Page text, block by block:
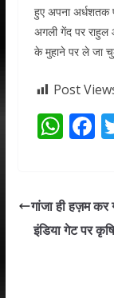
हुए अपना अर्धशतक
अगली गेंद पर
के मुहाने पर ले जा
Post
W
s
A
F
b
o
गांजा ही हज़म कर
इंडिया गेट पर